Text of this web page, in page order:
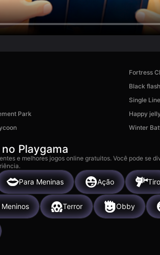
Fortress
Black
Single
Park
Happy
Winter
Playgama
e melhores jogos online gratuitos. Você pode
Para Meninas Ação Tiro
Meninos Terror Obby